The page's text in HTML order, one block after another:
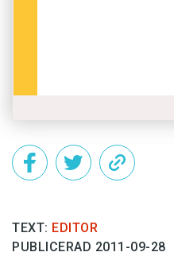
TEXT: EDITOR
PUBLICERAD 2011-09-28